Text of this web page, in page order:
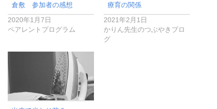
倉敷 参加者の感想
2020年1月7日
ペアレントプログラム
療育の関係
2021年2月1日
かりん先生のつぶやきブロ
グ